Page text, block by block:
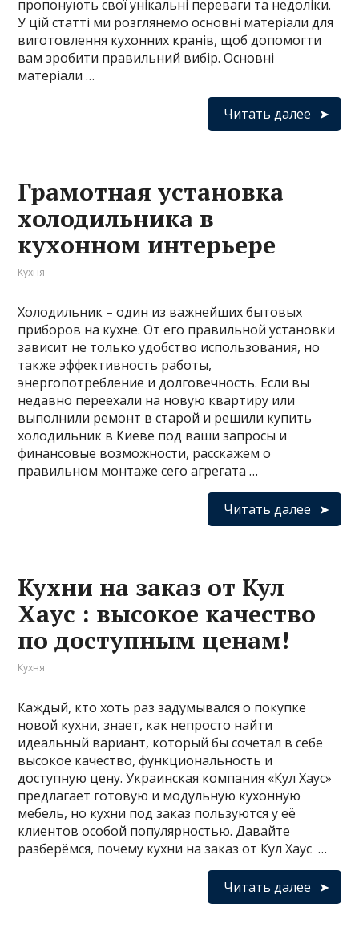
пропонують свої унікальні переваги та недоліки.
У цій статті ми розглянемо основні матеріали для
виготовлення кухонних кранів, щоб допомогти
вам зробити правильний вибір. Основні
матеріали …
Читать далее
Грамотная установка
холодильника в
кухонном интерьере
Кухня
Холодильник – один из важнейших бытовых
приборов на кухне. От его правильной установки
зависит не только удобство использования, но
также эффективность работы,
энергопотребление и долговечность. Если вы
недавно переехали на новую квартиру или
выполнили ремонт в старой и решили купить
холодильник в Киеве под ваши запросы и
финансовые возможности, расскажем о
правильном монтаже сего агрегата …
Читать далее
Кухни на заказ от Кул
Хаус : высокое качество
по доступным ценам!
Кухня
Каждый, кто хоть раз задумывался о покупке
новой кухни, знает, как непросто найти
идеальный вариант, который бы сочетал в себе
высокое качество, функциональность и
доступную цену. Украинская компания «Кул Хаус»
предлагает готовую и модульную кухонную
мебель, но кухни под заказ пользуются у её
клиентов особой популярностью. Давайте
разберёмся, почему кухни на заказ от Кул Хаус …
Читать далее